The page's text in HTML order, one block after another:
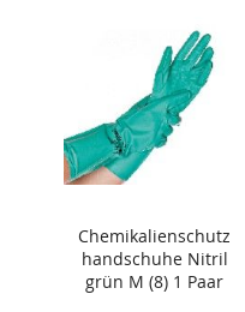
Chemikalienschutz
handschuhe Nitril
grün M (8) 1 Paar